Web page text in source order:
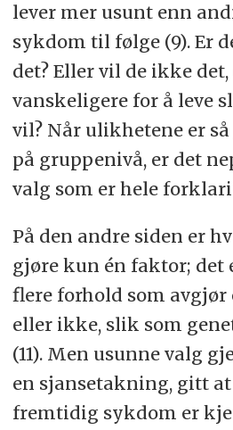
lever mer usunt enn
sykdom til følge (9). Er
det? Eller vil de ikke
vanskeligere for å leve
vil? Når ulikhetene er
på gruppenivå, er det
valg som er hele
På den andre siden er
gjøre kun én faktor; det
flere forhold som
eller ikke, slik som
(11). Men usunne valg
en sjansetakning, gitt
fremtidig sykdom er